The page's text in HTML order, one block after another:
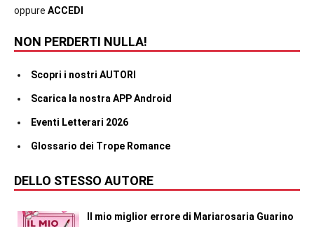
oppure ACCEDI
NON PERDERTI NULLA!
Scopri i nostri AUTORI
Scarica la nostra APP Android
Eventi Letterari 2026
Glossario dei Trope Romance
DELLO STESSO AUTORE
Il mio miglior errore di Mariarosaria Guarino